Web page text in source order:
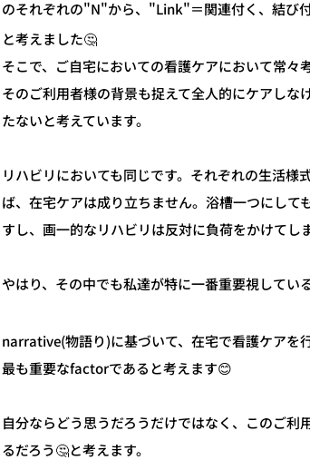
のそれぞれの"N"から、"Link"＝関連付く、結び
と考えました🤔
そこで、ご自宅においての看護ケアにおいて常々
そのご利用者様の背景も捉えて全人的にケアし
たないと考えています。
リハビリにおいても同じです。それぞれの生活様
ば、在宅ケアは成り立ちません。浴槽一つにして
すし、画一的なリハビリは反対に負荷をかけてし
やはり、その中でも私達が特に一番重要視してい
narrative(物語り)に基づいて、在宅で看護ケアを
最も重要なfactorであると考えます😊
自分ならどう思うだろうだけではなく、このご利
るだろう🤔と考えます。